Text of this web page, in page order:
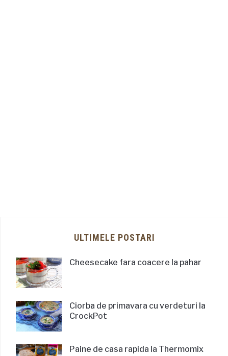
ULTIMELE POSTARI
Cheesecake fara coacere la pahar
Ciorba de primavara cu verdeturi la
CrockPot
Paine de casa rapida la Thermomix